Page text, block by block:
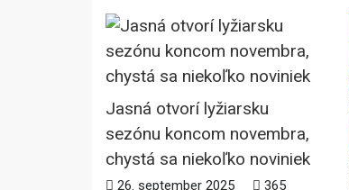
Jasná otvorí lyžiarsku
sezónu koncom novembra,
chystá sa niekoľko noviniek
26. september 2025 365